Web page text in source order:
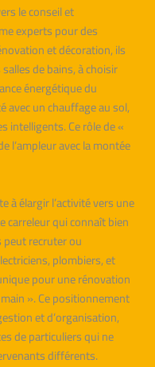
le conseil et
experts pour des
et décoration, ils
de bains, à choisir
énergétique du
avec un chauffage au sol,
intelligents. Ce rôle de «
l’ampleur avec la montée
à élargir l’activité vers une
carreleur qui connaît bien
recruter ou
plombiers, et
pour une rénovation
». Ce positionnement
et d’organisation,
de particuliers qui ne
différents.